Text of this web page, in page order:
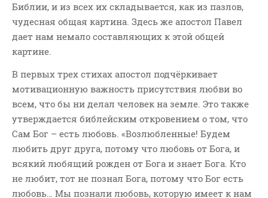
Заметки
Изображения
Информация
История-Свидетельство
Книга "Второе Пришествие
Христа"
Книги
Мини-Проповеди
Музыка-Видео
Новости
Поэзия
Библии, и из всех их складывается, как из пазлов,
чудесная общая картина. Здесь же апостол Павел
дает нам немало составляющих к этой общей
картине.
В первых трех стихах апостол подчёркивает
мотивационную важность присутствия любви во
всем, что бы ни делал человек на земле. Это также
утверждается библейским откровением о том, что
Сам Бог – есть любовь. «Возлюбленные! Будем
любить друг друга, потому что любовь от Бога, и
всякий любящий рожден от Бога и знает Бога. Кто
не любит, тот не познал Бога, потому что Бог есть
любовь… Мы познали любовь, которую имеет к нам